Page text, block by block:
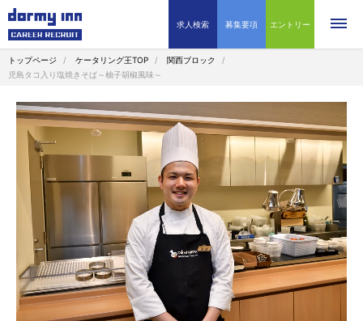
求人検索 募集要項 エントリー
トップページ ケータリング王TOP
関西ブロック
児島タコ入り塩焼きそば～柚子胡椒風味～